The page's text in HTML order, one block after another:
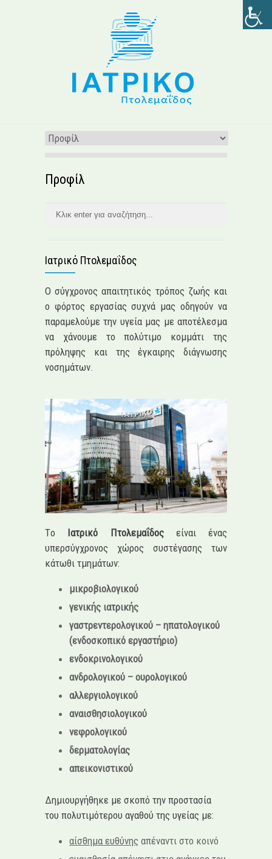
Προφίλ
Ιατρικό Πτολεμαΐδος
Ο σύγχρονος απαιτητικός τρόπος ζωής και
ο φόρτος εργασίας συχνά μας οδηγούν να
παραμελούμε την υγεία μας με αποτέλεσμα
να χάνουμε το πολύτιμο κομμάτι της
πρόληψης και της έγκαιρης διάγνωσης
νοσημάτων.
Tο Ιατρικό Πτολεμαΐδοςείναι ένας
υπερσύγχρονος χώρος συστέγασης των
κάτωθι τμημάτων:
μικροβιολογικού
γενικής ιατρικής
γαστρεντερολογικού – ηπατολογικού
(ενδοσκοπικό εργαστήριο)
ενδοκρινολογικού
ανδρολογικού – ουρολογικού
αλλεργιολογικού
αναισθησιολογικού
νεφρολογικού
δερματολογίας
απεικονιστικού
Δημιουργήθηκε με σκοπό την προστασία
του πολυτιμότερου αγαθού της υγείας με:
αίσθημα ευθύνης απέναντι στο κοινό